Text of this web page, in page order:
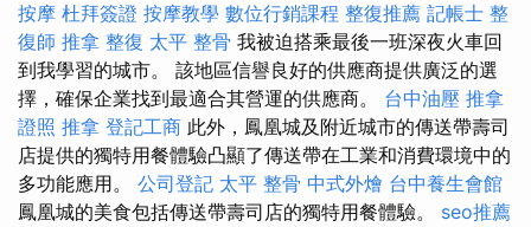
按摩 杜拜簽證 按摩教學 數位行銷課程 整復推薦 記帳士 整
復師 推拿 整復 太平 整骨 我被迫搭乘最後一班深夜火車回
到我學習的城市。 該地區信譽良好的供應商提供廣泛的選
擇，確保企業找到最適合其營運的供應商。 台中油壓 推拿
證照 推拿 登記工商 此外，鳳凰城及附近城市的傳送帶壽司
店提供的獨特用餐體驗凸顯了傳送帶在工業和消費環境中的
多功能應用。 公司登記 太平 整骨 中式外燴 台中養生會館
鳳凰城的美食包括傳送帶壽司店的獨特用餐體驗。 seo推薦